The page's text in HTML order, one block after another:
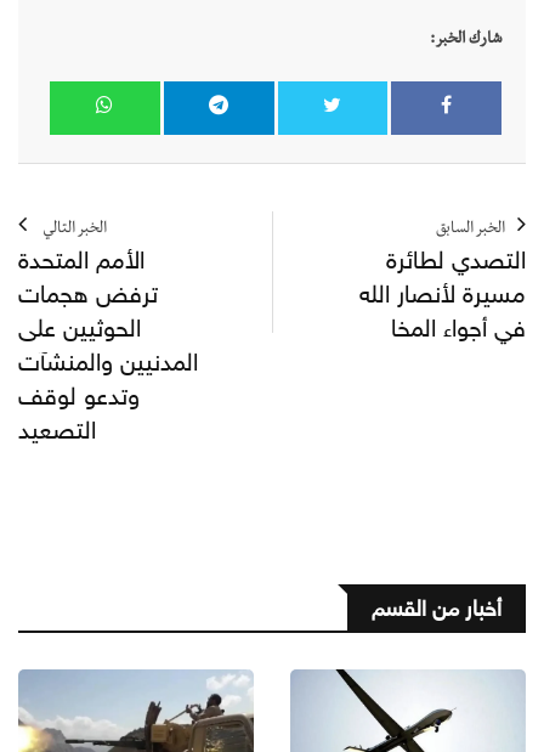
شارك الخبر:
الخبر السابق
التصدي لطائرة
مسيرة لأنصار الله
في أجواء المخا
الخبر التالي
الأمم المتحدة
ترفض هجمات
الحوثيين على
المدنيين والمنشآت
وتدعو لوقف
التصعيد
أخبار من القسم